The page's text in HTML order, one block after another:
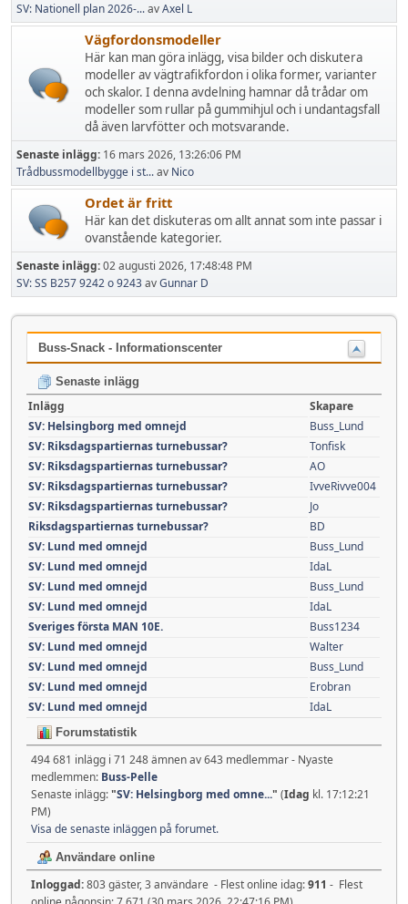
SV: Nationell plan 2026-...avAxel L
Vägfordonsmodeller
Här kan man göra inlägg, visa bilder och diskutera
modeller av vägtrafikfordon i olika former, varianter
och skalor. I denna avdelning hamnar då trådar om
modeller som rullar på gummihjul och i undantagsfall
då även larvfötter och motsvarande.
Senaste inlägg: 16 mars 2026, 13:26:06 PM
Trådbussmodellbygge i st...av Nico
Ordet är fritt
Här kan det diskuteras om allt annat som inte passar i
ovanstående kategorier.
Senaste inlägg:02 augusti 2026, 17:48:48 PM
SV: SS B257 9242 o 9243avGunnar D
Buss-Snack - Informationscenter
Senaste inlägg
Inlägg
Skapare
SV: Helsingborg med omnejd
Buss_Lund
SV: Riksdagspartiernas turnebussar?
Tonfisk
SV: Riksdagspartiernas turnebussar?
AO
SV: Riksdagspartiernas turnebussar?
IvveRivve004
SV: Riksdagspartiernas turnebussar?
Jo
Riksdagspartiernas turnebussar?
BD
SV: Lund med omnejd
Buss_Lund
SV: Lund med omnejd
IdaL
SV: Lund med omnejd
Buss_Lund
SV: Lund med omnejd
IdaL
Sveriges första MAN 10E.
Buss1234
SV: Lund med omnejd
Walter
SV: Lund med omnejd
Buss_Lund
SV: Lund med omnejd
Erobran
SV: Lund med omnejd
IdaL
Forumstatistik
494 681 inlägg i 71 248 ämnen av 643 medlemmar - Nyaste
medlemmen: Buss-Pelle
Senaste inlägg:"SV: Helsingborg med omne..." (Idag kl. 17:12:21
PM)
Visa de senaste inläggen på forumet.
Användare online
Inloggad:803 gäster, 3 användare - Flest online idag:911 - Flest